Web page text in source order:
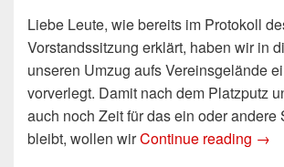
Liebe Leute, wie bereits im Protokoll
Vorstandssitzung erklärt, haben wir in
unseren Umzug aufs Vereinsgelände
vorverlegt. Damit nach dem Platzputz
auch noch Zeit für das ein oder andere
bleibt, wollen wirContinue reading →